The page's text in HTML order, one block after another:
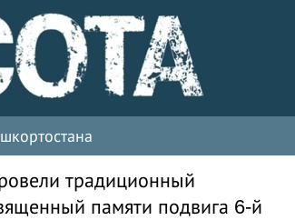
традиционный
памяти подвига 6-й